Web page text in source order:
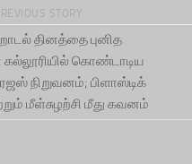
STORY
தினத்தை புனித
கொண்டாடிய
நிறுவனம்; பிளாஸ்டிக்
மீள்சுழற்சி மீது கவனம்